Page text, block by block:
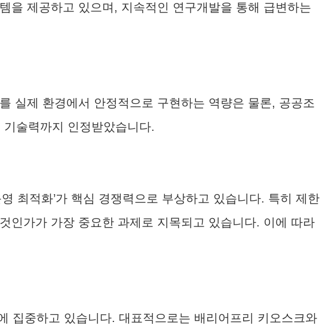
을 제공하고 있으며, 지속적인 연구개발을 통해 급변하는
실제 환경에서 안정적으로 구현하는 역량은 물론, 공공조
술력까지 인정받았습니다.
최적화’가 핵심 경쟁력으로 부상하고 있습니다. 특히 제한
인가가 가장 중요한 과제로 지목되고 있습니다. 이에 따라
집중하고 있습니다. 대표적으로는 배리어프리 키오스크와